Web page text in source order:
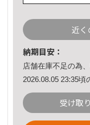
近く
納期目安：
店舗在庫不足の為
2026.08.05 23:35頃
受け取